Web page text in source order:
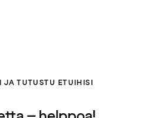
JA TUTUSTU ETUIHISI